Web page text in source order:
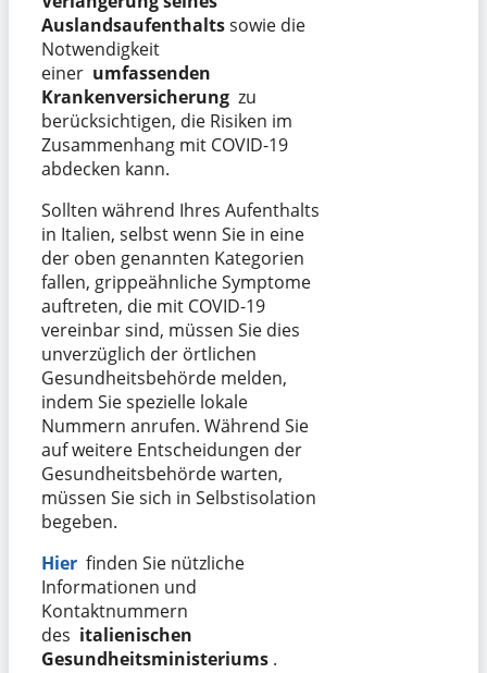
Auslandsaufenthaltssowie die
Notwendigkeit
einer umfassenden
Krankenversicherung zu
berücksichtigen, die Risiken im
Zusammenhang mit COVID-19
abdecken kann.
Sollten während Ihres Aufenthalts
in Italien, selbst wenn Sie in eine
der oben genannten Kategorien
fallen, grippeähnliche Symptome
auftreten, die mit COVID-19
vereinbar sind, müssen Sie dies
unverzüglich der örtlichen
Gesundheitsbehörde melden,
indem Sie spezielle lokale
Nummern anrufen. Während Sie
auf weitere Entscheidungen der
Gesundheitsbehörde warten,
müssen Sie sich in Selbstisolation
begeben.
Hier finden Sie nützliche
Informationen und
Kontaktnummern
des italienischen
Gesundheitsministeriums .